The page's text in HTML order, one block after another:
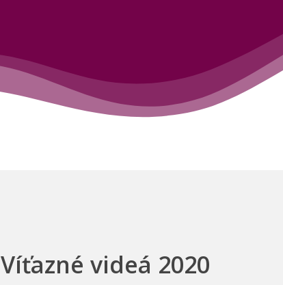
Víťazné videá 2020